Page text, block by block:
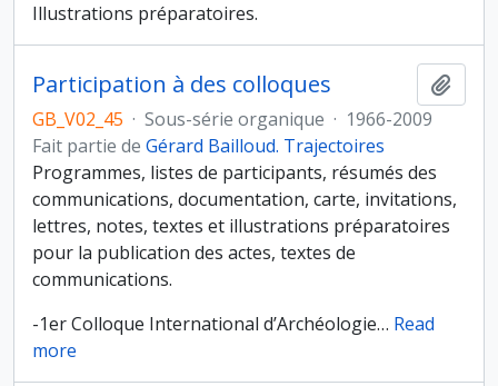
Illustrations préparatoires.
Participation à des colloques
GB_V02_45 · Sous-série organique · 1966-2009
Fait partie de Gérard Bailloud. Trajectoires
Programmes, listes de participants, résumés des
communications, documentation, carte, invitations,
lettres, notes, textes et illustrations préparatoires
pour la publication des actes, textes de
communications.
-1er Colloque International d’Archéologie… Read
more